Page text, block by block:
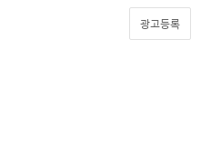
광고등록